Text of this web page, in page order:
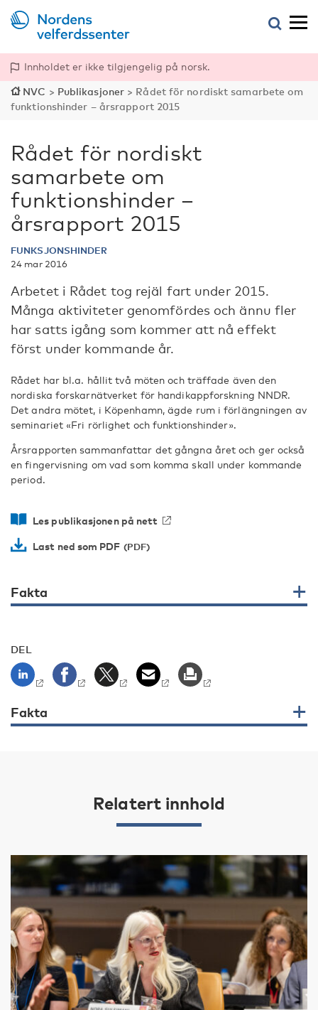
Innholdet er ikke tilgjengelig på norsk.
NVC > Publikasjoner > Rådet för nordiskt samarbete om
funktionshinder – årsrapport 2015
Rådet för nordiskt
samarbete om
funktionshinder –
årsrapport 2015
FUNKSJONSHINDER
24 mar 2016
Arbetet i Rådet tog rejäl fart under 2015.
Många aktiviteter genomfördes och ännu fler
har satts igång som kommer att nå effekt
först under kommande år.
Rådet har bl.a. hållit två möten och träffade även den
nordiska forskarnätverket för handikappforskning NNDR.
Det andra mötet, i Köpenhamn, ägde rum i förlängningen av
seminariet «Fri rörlighet och funktionshinder».
Årsrapporten sammanfattar det gångna året och ger också
en fingervisning om vad som komma skall under kommande
period.
Les publikasjonen på nett
Last ned som PDF
Fakta
DEL
Fakta
Relatert innhold